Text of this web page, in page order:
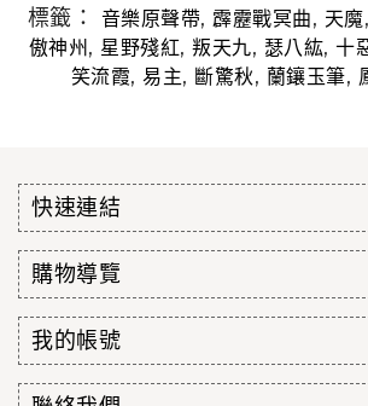
標籤： 音樂原聲帶,霹靂戰冥曲, 天魔,
傲神州 , 星野殘紅, 叛天九, 瑟八紘, 十
笑流霞,易主, 斷驚秋, 蘭鑲玉筆,
快速連結
購物導覽
我的帳號